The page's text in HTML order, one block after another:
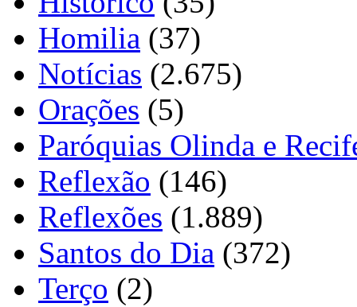
Homilia (37)
Notícias (2.675)
Orações (5)
Paróquias Olinda e
Reflexão (146)
Reflexões (1.889)
Santos do Dia (372)
Terço (2)